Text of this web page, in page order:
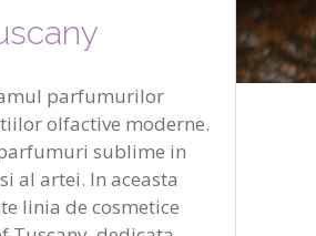
parfumurilor
olfactive moderne.
sublime in
al artei. In aceasta
linia de cosmetice